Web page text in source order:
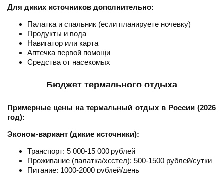
Для диких источников дополнительно:
Палатка и спальник (если планируете ночевку)
Продукты и вода
Навигатор или карта
Аптечка первой помощи
Средства от насекомых
Бюджет термального отдыха
Примерные цены на термальный отдых в России (2026
год):
Эконом-вариант (дикие источники):
Транспорт: 5 000-15 000 рублей
Проживание (палатка/хостел): 500-1500 рублей/сутки
Питание: 1000-2000 рублей/день